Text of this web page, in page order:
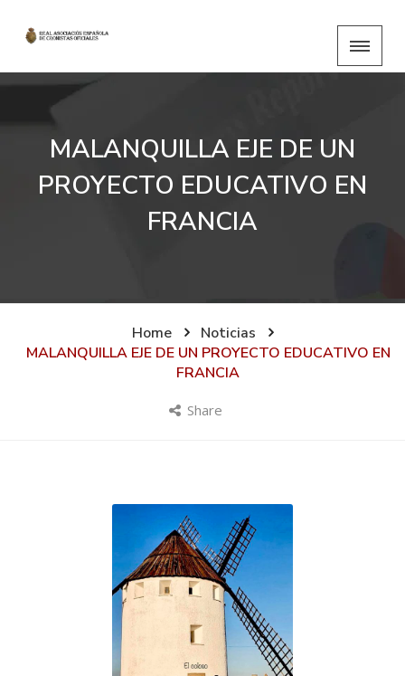
MALANQUILLA EJE DE UN
PROYECTO EDUCATIVO EN
FRANCIA
Home
Noticias
MALANQUILLA EJE DE UN PROYECTO EDUCATIVO EN
FRANCIA
Share